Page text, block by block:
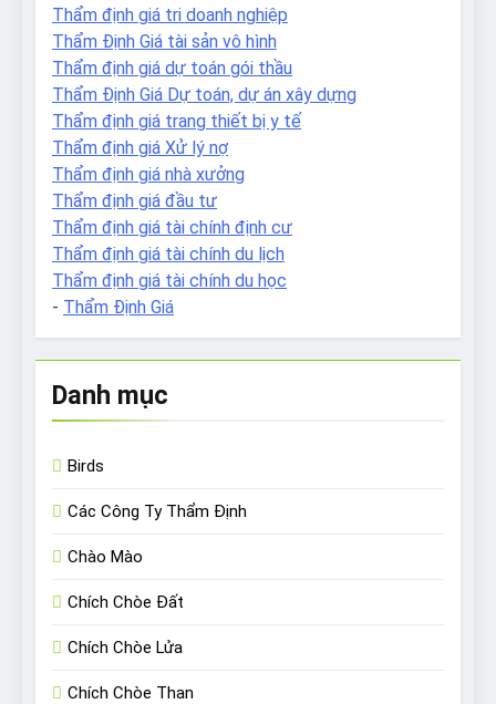
Thẩm định giá tri doanh nghiệp
Thẩm Định Giá tài sản vô hình
Thẩm định giá dự toán gói thầu
Thẩm Định Giá Dự toán, dự án xây dựng
Thẩm định giá trang thiết bị y tế
Thẩm định giá Xử lý nợ
Thẩm định giá nhà xưởng
Thẩm định giá đầu tư
Thẩm định giá tài chính định cư
Thẩm định giá tài chính du lịch
Thẩm định giá tài chính du học
- Thẩm Định Giá
Danh mục
Birds
Các Công Ty Thẩm Định
Chào Mào
Chích Chòe Đất
Chích Chòe Lửa
Chích Chòe Than